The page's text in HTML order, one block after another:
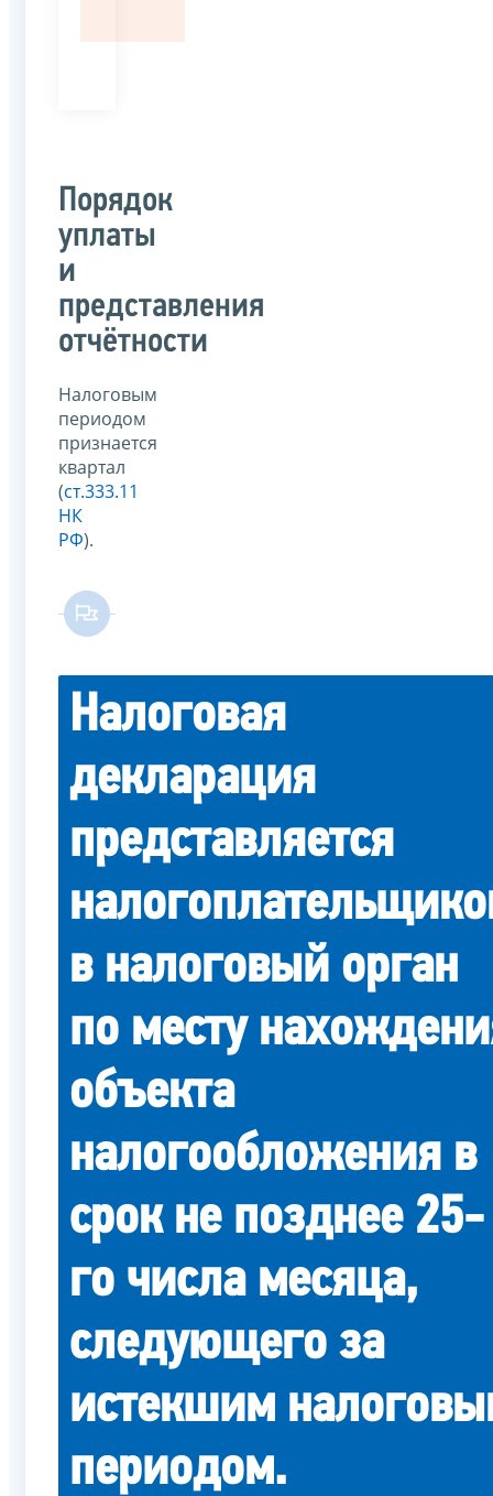
Порядок
уплаты
и
представления
отчётности
Налоговым
периодом
признается
квартал
(ст.333.11
НК
РФ).
Налоговая
декларация
представляется
в налоговый орган
по месту
объекта
налогообложения в
срок не позднее 25-
го числа месяца,
следующего за
истекшим
периодом.